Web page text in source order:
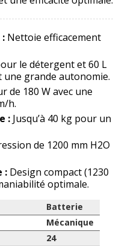
Nettoie efficacement
le détergent et 60 L
grande autonomie.
de 180 W avec une
h.
: Jusqu’à 40 kg pour un
de 1200 mm H2O
: Design compact (1230
optimale.
Batterie
Mécanique
24